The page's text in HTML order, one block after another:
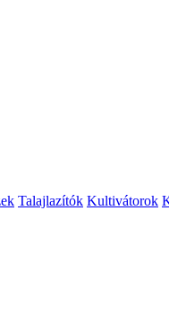
Talajlazítók Kultivátorok